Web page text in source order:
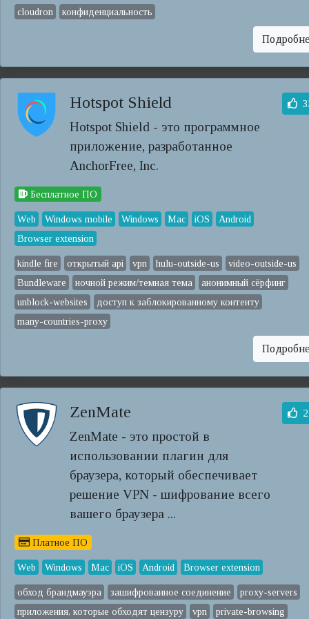
cloudron
конфиденциальность
Hotspot Shield
Hotspot Shield - это программное
приложение, разработанное
AnchorFree, Inc.
Бесплатное ПО
Web Windows mobile Windows Mac iOS
Android
Browser extension
kindle fire открытый api vpn hulu-outside-us
video-outside-us
Bundleware
ночной режим/темная тема
анонимный сёрфинг
unblock-websites
доступ к заблокированному контенту
many-countries-proxy
ZenMate
ZenMate - это простой в
использовании плагин для
браузера, который обеспечивает
решение VPN - шифрование всего
вашего браузера ...
Платное ПО
Web Windows Mac iOS Android Browser extension
обход брандмауэра зашифрованное соединение
proxy-servers
приложения, которые обходят цензуру
vpn
private-browsing